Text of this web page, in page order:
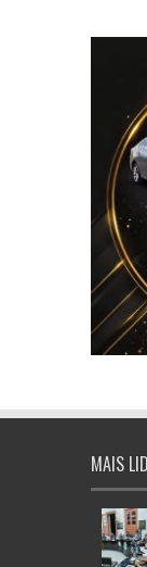
MAIS